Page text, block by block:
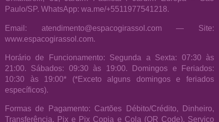
Paulo/SP. WhatsApp: wa.me/+5511977541218.
Email: atendimento@espacogirassol.com — Site:
www.espacogirassol.com.
Horário de Funcionamento: Segunda a Sexta: 07:30 às
21:00. Sábados: 09:30 às 19:00. Domingos e Feriados:
10:30 às 19:00* (*Exceto alguns domingos e feriados
específicos).
Formas de Pagamento: Cartões Débito/Crédito, Dinheiro,
Transferência, Pix e Pix Copia e Cola (QR Code). Serviço